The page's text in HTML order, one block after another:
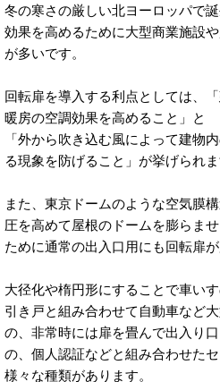
冬の寒さの厳しい北ヨーロッパで
効果を高めるために大型商業施設
が多いです。
回転扉を導入する利点としては、
暖房の空調効果を高めること」と
「外から吹き込む風によって建物
る現象を防げること」が挙げられま
また、東京ドームのような空気膜
圧を高めて屋根のドームを膨らま
ために通常の出入口用にも回転扉が
大径化や楕円形にすることで車い
引き戸と組み合わせて自動車など
の、非常時には扉を畳んで出入り
の、個人認証などと組み合わせた
様々な種類があります。